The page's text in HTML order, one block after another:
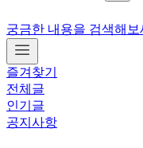
궁금한 내용을 검색해보
즐겨찾기
전체글
인기글
공지사항